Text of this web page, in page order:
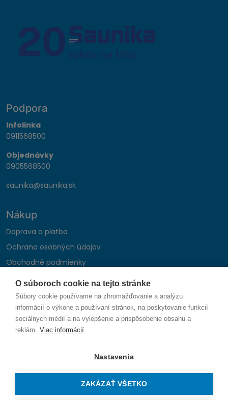
O súboroch cookie na tejto stránke
Súbory cookie používame na zhromažďovanie a analýzu
informácií o výkone a používaní stránok, na poskytovanie funkcií
sociálnych médií a na vylepšenie a prispôsobenie obsahu a
reklám. Viac informácií
Nastavenia
ZAKÁZAŤ VŠETKO
Podpora
Infolinka
0911568500
Objednávky
0905568500
saunika@saunika.sk
Nákup
Doprava a platba
Ochrana osobných údajov
Obchodné podmienky
Reklamačný poriadok
Montáž autohifi
Formulár na odstúpenie od zmluvy
Sledujte nás